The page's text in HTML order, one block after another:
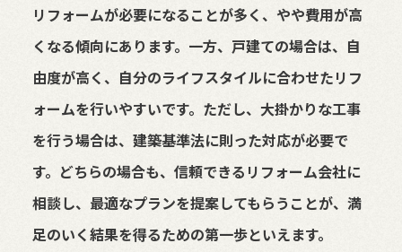
リフォームが必要になることが多く、やや費用が高
くなる傾向にあります。一方、戸建ての場合は、自
由度が高く、自分のライフスタイルに合わせたリフ
ォームを行いやすいです。ただし、大掛かりな工事
を行う場合は、建築基準法に則った対応が必要で
す。どちらの場合も、信頼できるリフォーム会社に
相談し、最適なプランを提案してもらうことが、満
足のいく結果を得るための第一歩といえます。